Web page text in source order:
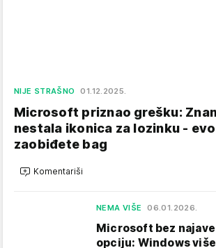
NIJE STRAŠNO 01.12.2025.
Microsoft priznao grešku:
nestala ikonica za lozinku -
zaobiđete bag
Komentariši
NEMA VIŠE 06.01.2026.
Microsoft bez
opciju: Windows